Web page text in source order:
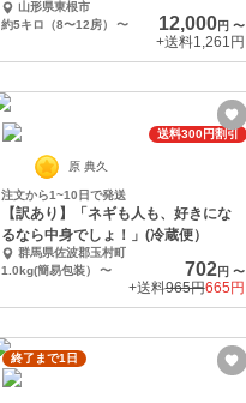
12房）ぶどう
山形県東根市
約5キロ（8〜12房）
〜 12,000円 〜
+送料1,261円
送料300円割引
原 典久
注文から1~10日で発送
【訳あり】「ネギも人も、好きにな
るなら中身でしょ！」(冷蔵便）
群馬県佐波郡玉村町
1.0kg(簡易包装）
〜 702円 〜
+送料965円665円
終了まで1日